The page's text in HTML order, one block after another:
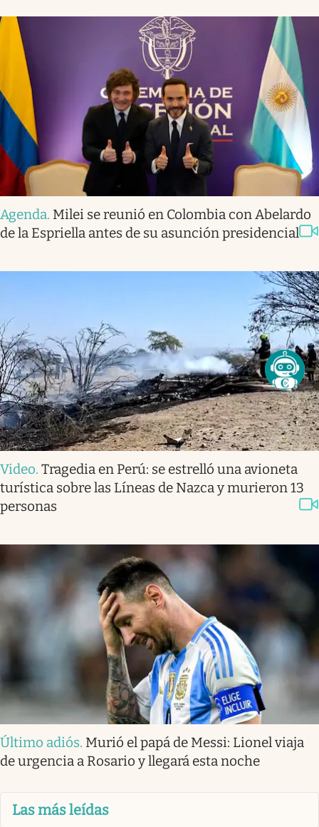
Agenda. Milei se reunió en Colombia con Abelardo
de la Espriella antes de su asunción presidencial
Video. Tragedia en Perú: se estrelló una avioneta
turística sobre las Líneas de Nazca y murieron 13
personas
Último adiós. Murió el papá de Messi: Lionel viaja
de urgencia a Rosario y llegará esta noche
Las más leídas